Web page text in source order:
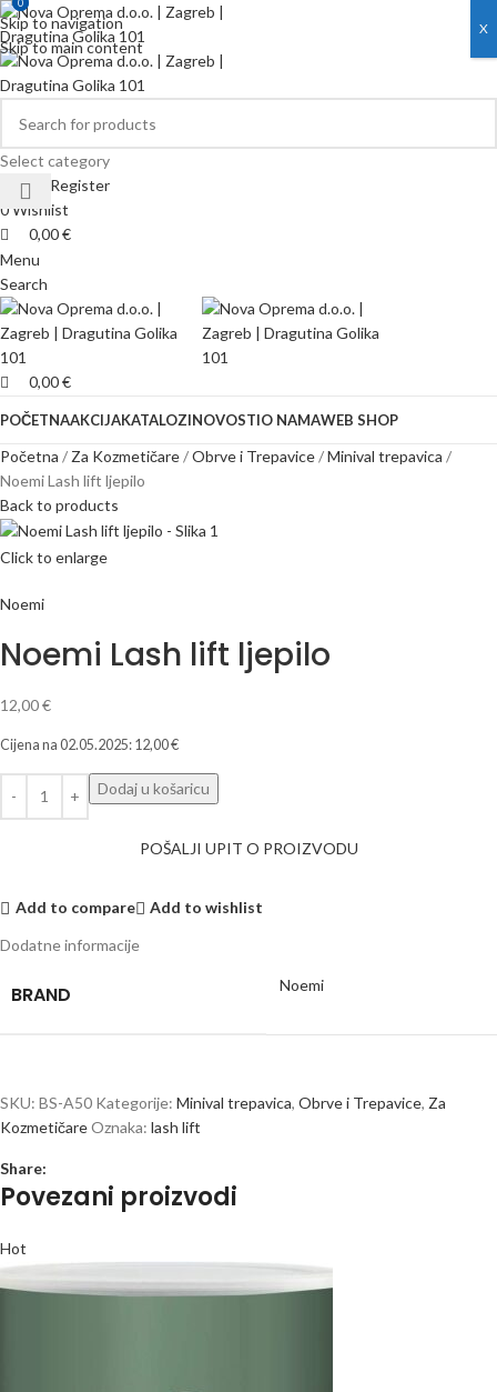
Skip to navigation
Skip to main content
Select category
Login / Register
0 Wishlist
0
0,00€
Menu
Search
0
0,00€
POČETNAAKCIJAKATALOZINOVOSTIO NAMAWEB SHOP
Početna Za Kozmetičare Obrve i Trepavice
Minival trepavica
Noemi Lash lift ljepilo
Back to products
Click to enlarge
Noemi
Noemi Lash lift ljepilo
12,00€
Cijena na 02.05.2025: 12,00€
Dodaj u košaricu
POŠALJI UPIT O PROIZVODU
Add to compare
Add to wishlist
Dodatne informacije
BRAND Noemi
SKU: BS-A50 Kategorije: Minival trepavica, Obrve i Trepavice, Za
KozmetičareOznaka: lash lift
Share:
Povezani proizvodi
Hot
X